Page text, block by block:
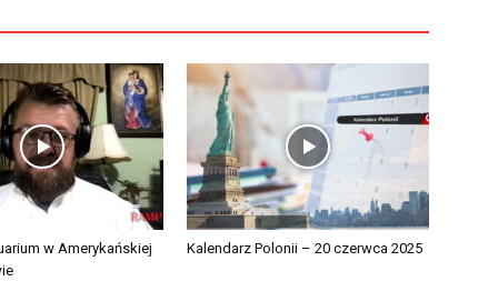
w Amerykańskiej
Kalendarz Polonii – 20 czerwca 2025